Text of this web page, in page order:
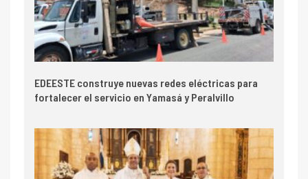
EDEESTE construye nuevas redes eléctricas para
fortalecer el servicio en Yamasá y Peralvillo